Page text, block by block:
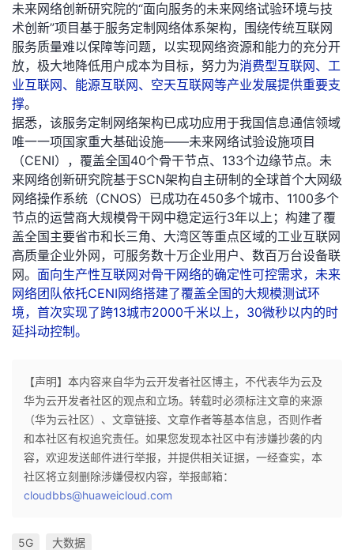
堂
我
的
课
程
我
的
认
证
我
的
实
验
我
的
收
藏
我
的
技
术
支
持
我
的
云
声
建
议
未来网络创新研究院的“面向服务的未来网络试验环境与技
术创新”项目基于服务定制网络体系架构，围绕传统互联网
服务质量难以保障等问题，以实现网络资源和能力的充分开
放，极大地降低用户成本为目标，努力为消费型互联网、工
业互联网、能源互联网、空天互联网等产业发展提供重要支
撑。
据悉，该服务定制网络架构已成功应用于我国信息通信领域
唯一一项国家重大基础设施——未来网络试验设施项目
（CENI），覆盖全国40个骨干节点、133个边缘节点。未
来网络创新研究院基于SCN架构自主研制的全球首个大网级
网络操作系统（CNOS）已成功在450多个城市、1100多个
节点的运营商大规模骨干网中稳定运行3年以上；构建了覆
盖全国主要省市和长三角、大湾区等重点区域的工业互联网
高质量企业外网，可服务数十万企业用户、数百万台设备联
网。 面向生产性互联网对骨干网络的确定性可控需求，未来
网络团队依托CENI网络搭建了覆盖全国的大规模测试环
境，首次实现了跨13城市2000千米以上，30微秒以内的时
延抖动控制。
【声明】本内容来自华为云开发者社区博主，不代表华为云及
华为云开发者社区的观点和立场。转载时必须标注文章的来源
（华为云社区）、文章链接、文章作者等基本信息，否则作者
和本社区有权追究责任。如果您发现本社区中有涉嫌抄袭的内
容，欢迎发送邮件进行举报，并提供相关证据，一经查实，本
社区将立刻删除涉嫌侵权内容，举报邮箱：
cloudbbs@huaweicloud.com
5G 大数据